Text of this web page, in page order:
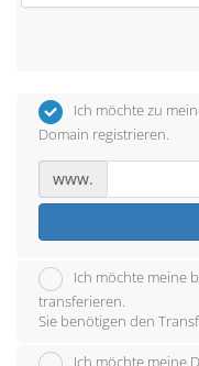
Ich möchte zu
Domain registrieren.
www.
Ich möchte meine
transferieren.
Sie benötigen den